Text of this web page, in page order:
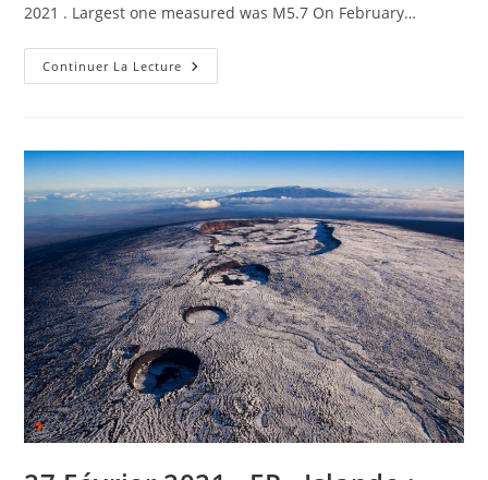
2021 . Largest one measured was M5.7 On February…
Continuer La Lecture February
27,
Reykjanes
Peninsula
,
Philippines
:
Taal
,
Indonesia
:
Sinabung
,
Mexico
:
Popocatepetl
,
Hawaii
:
Mauna
Loa
.